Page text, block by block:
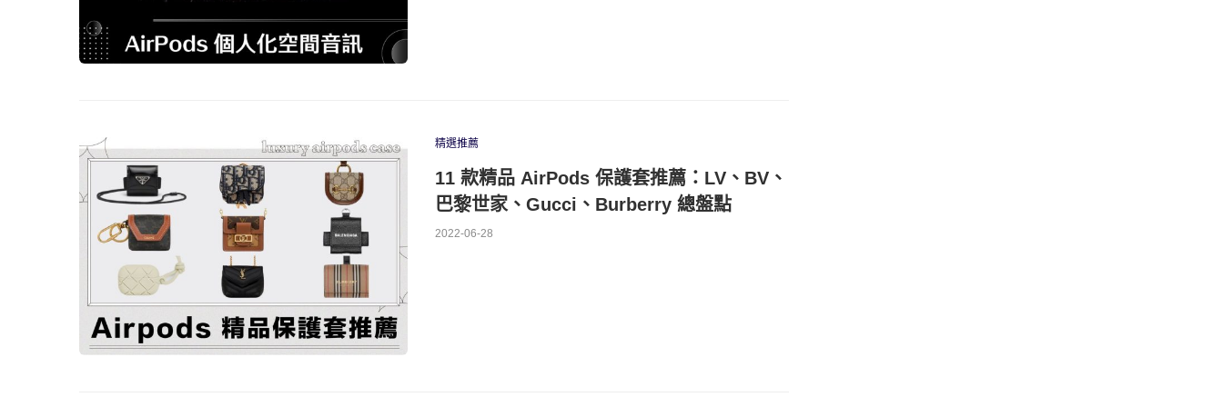
精選推薦
11 款精品 AirPods 保護套推薦：LV、BV、
巴黎世家、Gucci、Burberry 總盤點
2022-06-28